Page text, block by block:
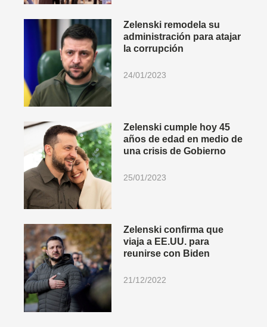
Zelenski remodela su
administración para atajar
la corrupción
24/01/2023
Zelenski cumple hoy 45
años de edad en medio de
una crisis de Gobierno
25/01/2023
Zelenski confirma que
viaja a EE.UU. para
reunirse con Biden
21/12/2022